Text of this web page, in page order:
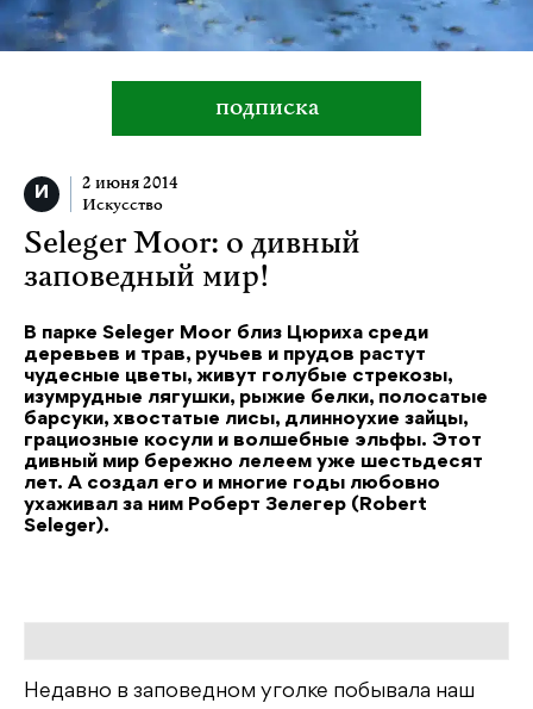
подписка
2 июня 2014
Искусство
Seleger Moor: о дивный
заповедный мир!
В парке Seleger Moor близ Цюриха среди
деревьев и трав, ручьев и прудов растут
чудесные цветы, живут голубые стрекозы,
изумрудные лягушки, рыжие белки, полосатые
барсуки, хвостатые лисы, длинноухие зайцы,
грациозные косули и волшебные эльфы. Этот
дивный мир бережно лелеем уже шестьдесят
лет. А создал его и многие годы любовно
ухаживал за ним Роберт Зелегер (Robert
Seleger).
Недавно в заповедном уголке побывала наш